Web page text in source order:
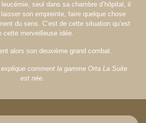
seul dans sa chambre d’hôpital, il
son empreinte, faire quelque chose
du sens. C’est de cette situation qu’est
cette merveilleuse idée.
alors son deuxième grand combat.
comment la gamme Orta La Suite
est née.